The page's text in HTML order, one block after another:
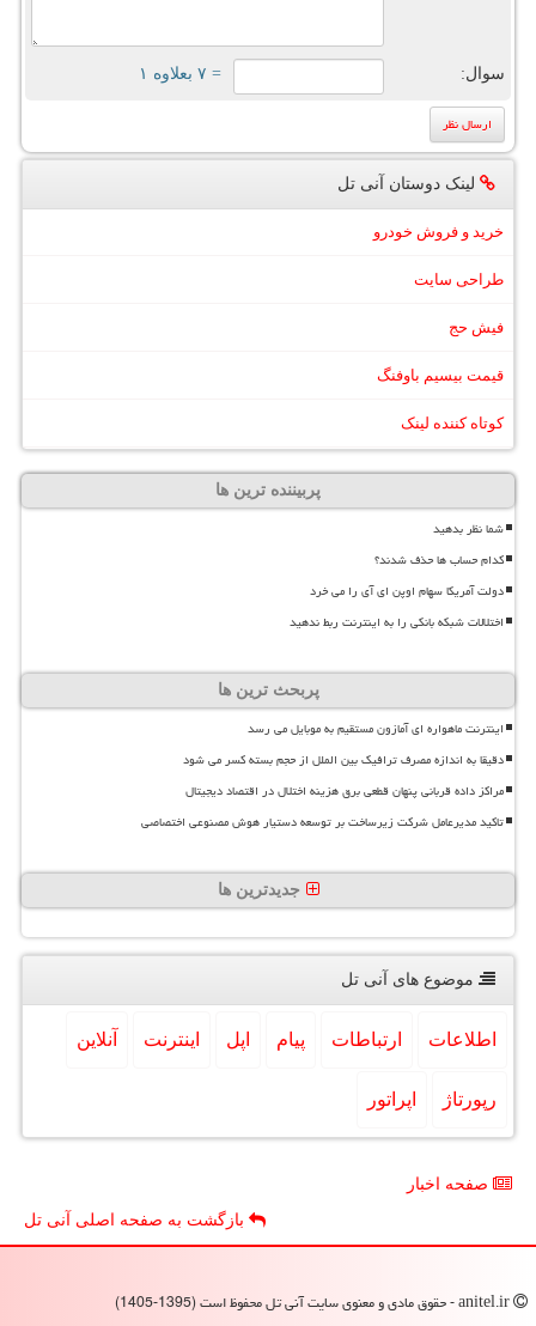
سوال: = ۷ بعلاوه ۱
لینک دوستان آنی تل
خرید و فروش خودرو
طراحی سایت
فیش حج
قیمت بیسیم باوفنگ
کوتاه کننده لینک
پربیننده ترین ها
شما نظر بدهید
کدام حساب ها حذف شدند؟
دولت آمریکا سهام اوپن ای آی را می خرد
اختلالات شبکه بانکی را به اینترنت ربط ندهید
پربحث ترین ها
اینترنت ماهواره ای آمازون مستقیم به موبایل می رسد
دقیقا به اندازه مصرف ترافیک بین الملل از حجم بسته کسر می شود
مراکز داده قربانی پنهان قطعی برق هزینه اختلال در اقتصاد دیجیتال
تاکید مدیرعامل شرکت زیرساخت بر توسعه دستیار هوش مصنوعی اختصاصی
جدیدترین ها
موضوع های آنی تل
اطلاعات ارتباطات پیام اپل اینترنت آنلاین
رپورتاژ اپراتور
صفحه اخبار
بازگشت به صفحه اصلی آنی تل